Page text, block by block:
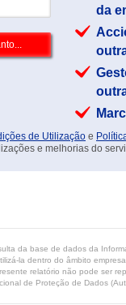
da
de Utilização e
e melhorias do
da base de dados da
la dentro do âmbito
relatório não pode ser
de Proteção de Dados